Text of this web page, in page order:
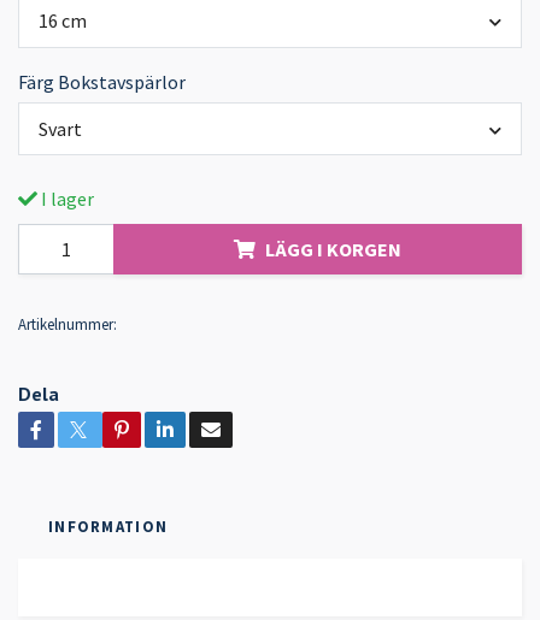
16 cm
Färg Bokstavspärlor
Svart
I lager
LÄGG I KORGEN
Artikelnummer:
Dela
INFORMATION